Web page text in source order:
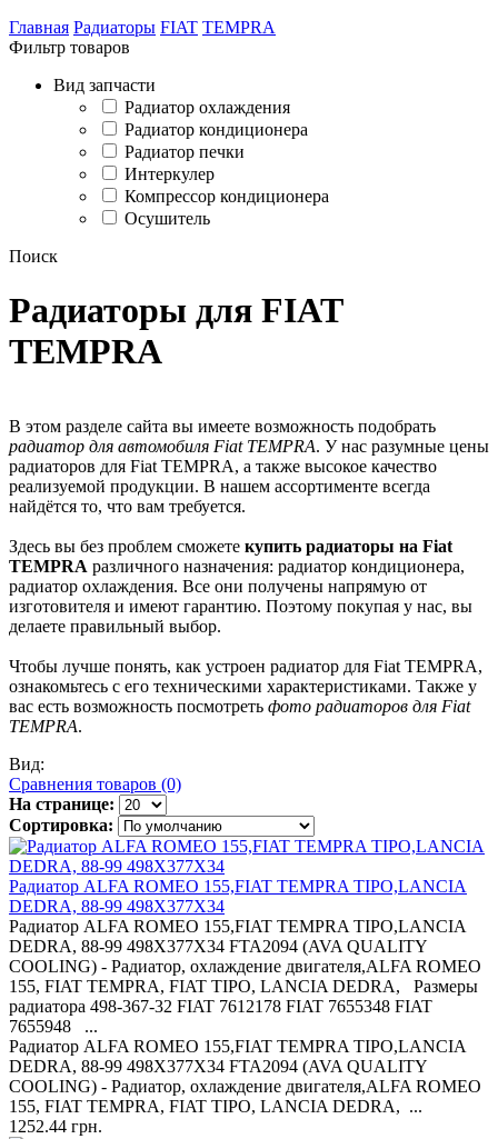
Главная Радиаторы FIAT TEMPRA
Фильтр товаров
Вид запчасти
Радиатор охлаждения
Радиатор кондиционера
Радиатор печки
Интеркулер
Компрессор кондиционера
Осушитель
Поиск
Радиаторы для FIAT
TEMPRA
В этом разделе сайта вы имеете возможность подобрать
радиатор для автомобиля Fiat TEMPRA. У нас разумные цены
радиаторов для Fiat TEMPRA, а также высокое качество
реализуемой продукции. В нашем ассортименте всегда
найдётся то, что вам требуется.
Здесь вы без проблем сможете купить радиаторы на Fiat
TEMPRA различного назначения: радиатор кондиционера,
радиатор охлаждения. Все они получены напрямую от
изготовителя и имеют гарантию. Поэтому покупая у нас, вы
делаете правильный выбор.
Чтобы лучше понять, как устроен радиатор для Fiat TEMPRA,
ознакомьтесь с его техническими характеристиками. Также у
вас есть возможность посмотреть фото радиаторов для Fiat
TEMPRA.
Вид:
Сравнения товаров (0)
На странице:
Сортировка:
Радиатор ALFA ROMEO 155,FIAT TEMPRA TIPO,LANCIA
DEDRA, 88-99 498X377X34
Радиатор ALFA ROMEO 155,FIAT TEMPRA TIPO,LANCIA
DEDRA, 88-99 498X377X34 FTA2094 (AVA QUALITY
COOLING) - Радиатор, охлаждение двигателя,ALFA ROMEO
155, FIAT TEMPRA, FIAT TIPO, LANCIA DEDRA, Размеры
радиатора 498-367-32 FIAT 7612178 FIAT 7655348 FIAT
7655948 ...
Радиатор ALFA ROMEO 155,FIAT TEMPRA TIPO,LANCIA
DEDRA, 88-99 498X377X34 FTA2094 (AVA QUALITY
COOLING) - Радиатор, охлаждение двигателя,ALFA ROMEO
155, FIAT TEMPRA, FIAT TIPO, LANCIA DEDRA, ...
1252.44 грн.